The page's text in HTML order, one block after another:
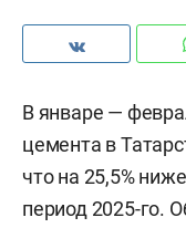
В январе —
цемента в
что на 25,5%
период 2025-го.